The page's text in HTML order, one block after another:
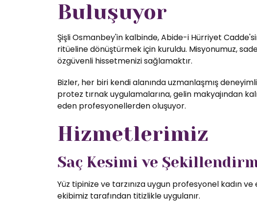
Buluşuyor
Şişli Osmanbey'in kalbinde, Abide-i Hürriyet
ritüeline dönüştürmek için kuruldu. Misyonumuz,
özgüvenli hissetmenizi sağlamaktır.
Bizler, her biri kendi alanında uzmanlaşmış
protez tırnak uygulamalarına, gelin makyajından
eden profesyonellerden oluşuyor.
Hizmetlerimiz
Saç Kesimi ve
Yüz tipinize ve tarzınıza uygun profesyonel kadın
ekibimiz tarafından titizlikle uygulanır.